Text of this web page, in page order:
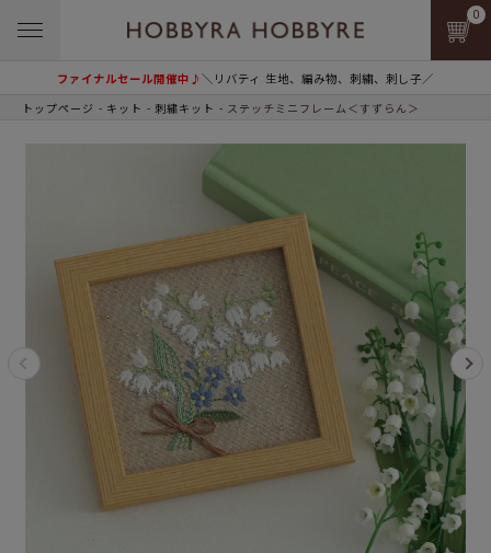
ファイナルセール開催中♪＼リバティ 生地、編み物、刺繍、刺し子／
0
トップページ キット 刺繍キット ステッチミニフレーム＜すずらん＞